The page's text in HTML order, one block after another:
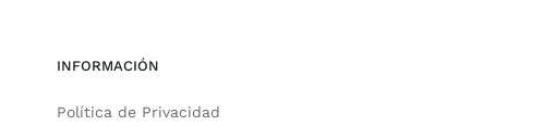
INFORMACIÓN
Política de Privacidad